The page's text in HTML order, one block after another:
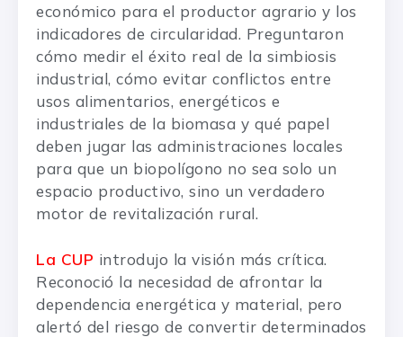
económico para el productor agrario y los
indicadores de circularidad. Preguntaron
cómo medir el éxito real de la simbiosis
industrial, cómo evitar conflictos entre
usos alimentarios, energéticos e
industriales de la biomasa y qué papel
deben jugar las administraciones locales
para que un biopolígono no sea solo un
espacio productivo, sino un verdadero
motor de revitalización rural.
La CUP introdujo la visión más crítica.
Reconoció la necesidad de afrontar la
dependencia energética y material, pero
alertó del riesgo de convertir determinados